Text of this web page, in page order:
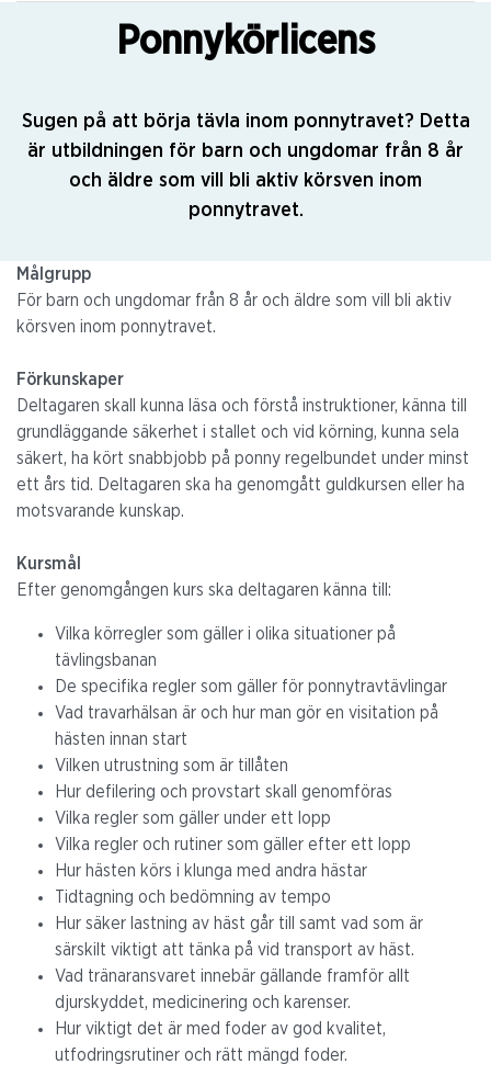
Ponnykörlicens
Sugen på att börja tävla inom ponnytravet? Detta
är utbildningen för barn och ungdomar från 8 år
och äldre som vill bli aktiv körsven inom
ponnytravet.
Målgrupp
För barn och ungdomar från 8 år och äldre som vill bli aktiv
körsven inom ponnytravet.
Förkunskaper
Deltagaren skall kunna läsa och förstå instruktioner, känna till
grundläggande säkerhet i stallet och vid körning, kunna sela
säkert, ha kört snabbjobb på ponny regelbundet under minst
ett års tid. Deltagaren ska ha genomgått guldkursen eller ha
motsvarande kunskap.
Kursmål
Efter genomgången kurs ska deltagaren känna till:
Vilka körregler som gäller i olika situationer på
tävlingsbanan
De specifika regler som gäller för ponnytravtävlingar
Vad travarhälsan är och hur man gör en visitation på
hästen innan start
Vilken utrustning som är tillåten
Hur defilering och provstart skall genomföras
Vilka regler som gäller under ett lopp
Vilka regler och rutiner som gäller efter ett lopp
Hur hästen körs i klunga med andra hästar
Tidtagning och bedömning av tempo
Hur säker lastning av häst går till samt vad som är
särskilt viktigt att tänka på vid transport av häst.
Vad tränaransvaret innebär gällande framför allt
djurskyddet, medicinering och karenser.
Hur viktigt det är med foder av god kvalitet,
utfodringsrutiner och rätt mängd foder.